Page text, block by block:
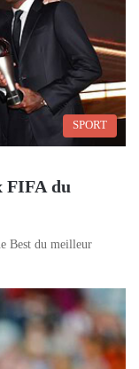
SPORT
FIFA du
Best du meilleur